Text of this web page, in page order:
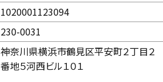
1020001123094
230-0031
神奈川県横浜市鶴見区平安町２丁目２
番地５河西ビル１０１